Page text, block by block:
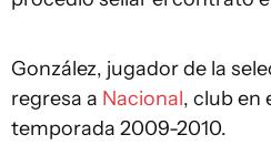
González, jugador de la
regresa a Nacional, club en
temporada 2009-2010.